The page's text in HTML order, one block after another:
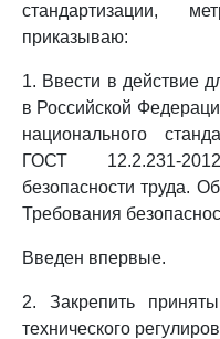
стандартизации,
приказываю:
1. Ввести в действие
в Российской
национального
ГОСТ 12.2.231-
безопасности труда.
Требования
Введен впервые.
2. Закрепить
технического